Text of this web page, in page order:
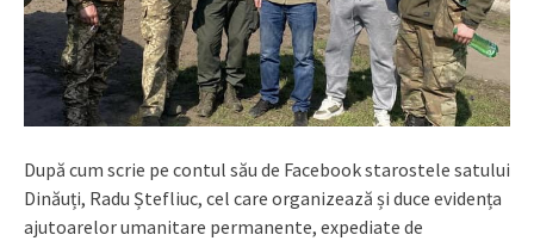
După cum scrie pe contul său de Facebook starostele satului
Dinăuți, Radu Ștefliuc, cel care organizează și duce evidența
ajutoarelor umanitare permanente, expediate de